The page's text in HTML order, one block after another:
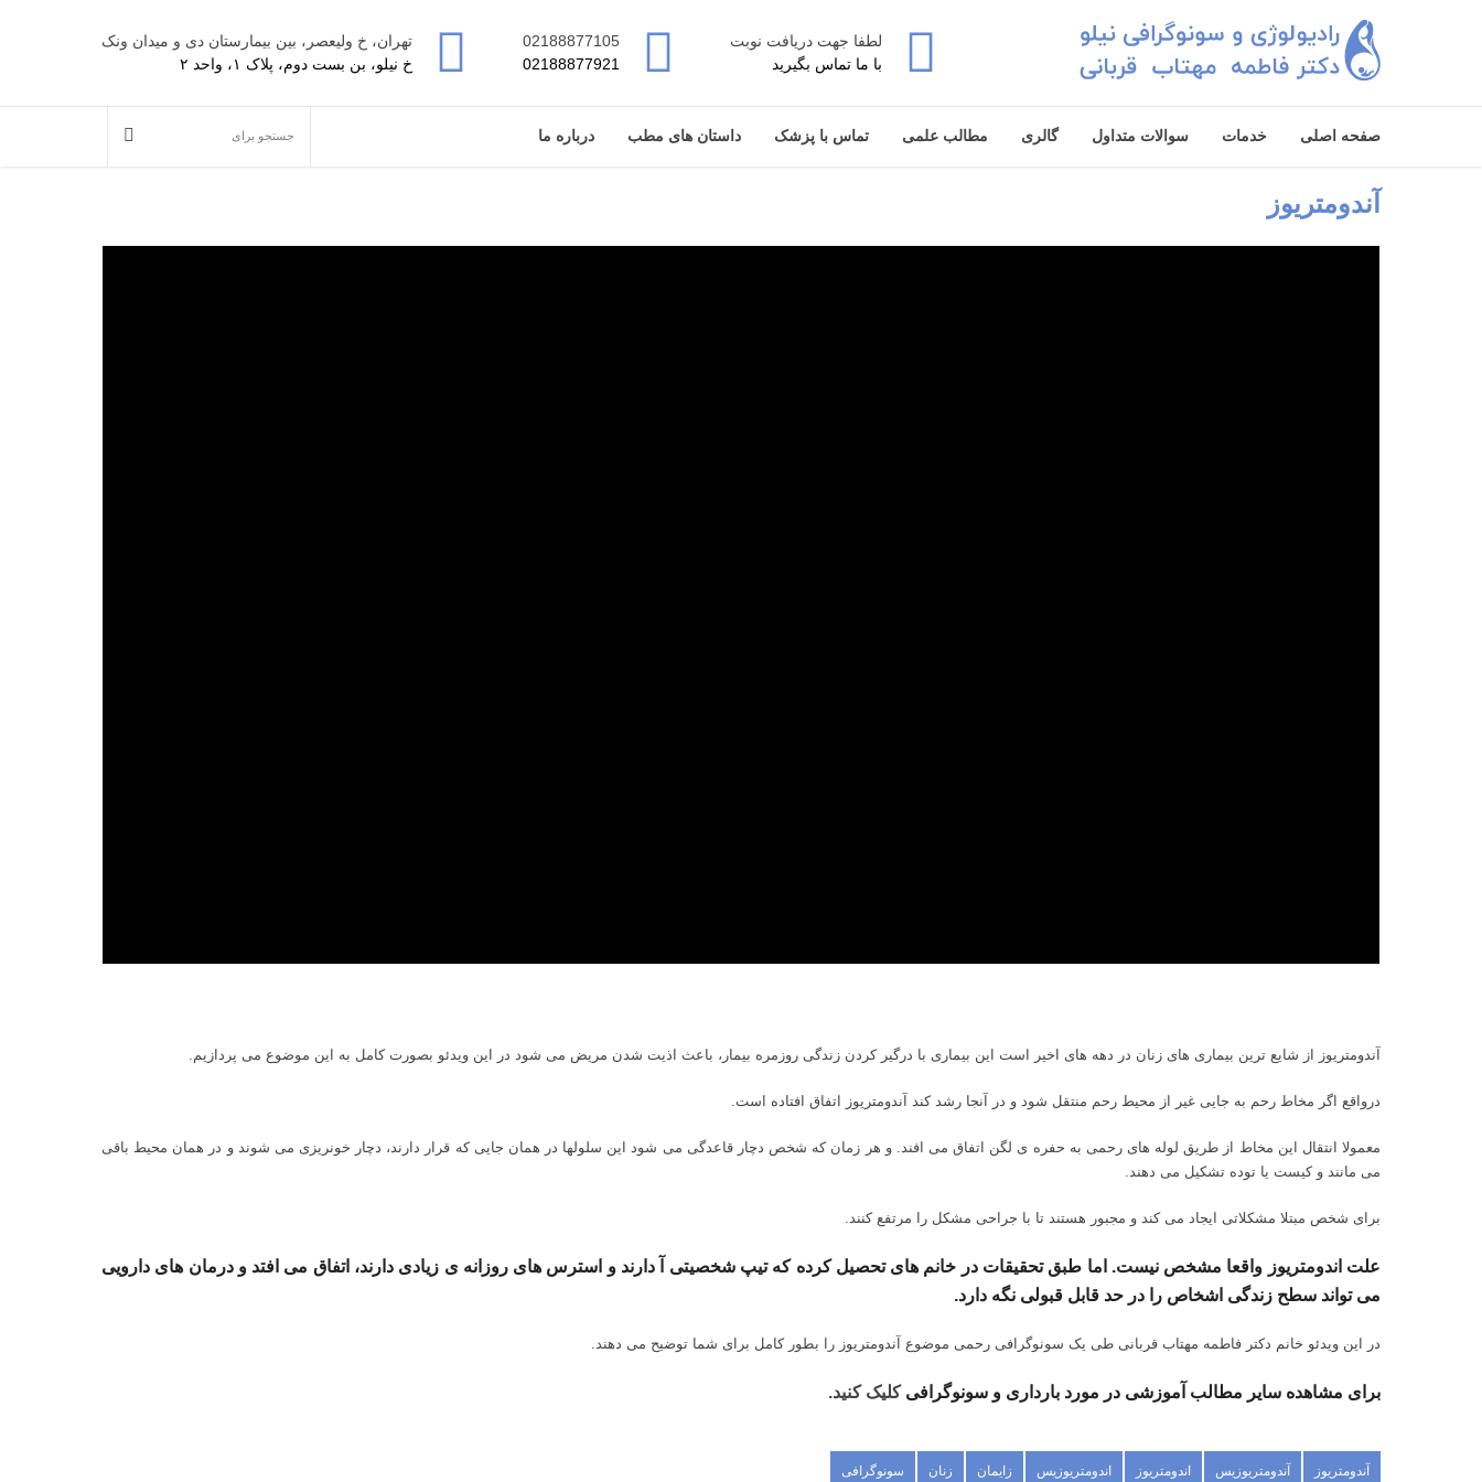
لطفا جهت دریافت نوبت
با ما تماس بگیرید
02188877105
02188877921
تهران، خ ولیعصر، بین بیمارستان دی و میدان ونک
خ نیلو، بن بست دوم، پلاک ۱، واحد ۲
صفحه اصلی خدمات سوالات متداول گالری مطالب علمی تماس با پزشک داستان های مطب درباره ما
آندومتریوز
آندومتریوز از شایع ترین بیماری های زنان در دهه های اخیر است این بیماری با درگیر کردن زندگی روزمره بیمار، باعث اذیت شدن مریض می شود در این ویدئو بصورت کامل به این موضوع می پردازیم.
درواقع اگر مخاط رحم به جایی غیر از محیط رحم منتقل شود و در آنجا رشد کند آندومتریوز اتفاق افتاده است.
معمولا انتقال این مخاط از طریق لوله های رحمی به حفره ی لگن اتفاق می افند. و هر زمان که شخص دچار قاعدگی می شود این سلولها در همان جایی که قرار دارند، دچار خونریزی می شوند و در همان محیط باقی
می مانند و کیست یا توده تشکیل می دهند.
برای شخص مبتلا مشکلاتی ایجاد می کند و مجبور هستند تا با جراحی مشکل را مرتفع کنند.
علت اندومتریوز واقعا مشخص نیست. اما طبق تحقیقات در خانم های تحصیل کرده که تیپ شخصیتی آ دارند و استرس های روزانه ی زیادی دارند، اتفاق می افتد و درمان های دارویی
می تواند سطح زندگی اشخاص را در حد قابل قبولی نگه دارد.
در این ویدئو خانم دکتر فاطمه مهتاب قربانی طی یک سونوگرافی رحمی موضوع آندومتریوز را بطور کامل برای شما توضیح می دهند.
برای مشاهده سایر مطالب آموزشی در مورد بارداری و سونوگرافیکلیک کنید.
آندومتریوز آندومتریوزیس اندومتریوز اندومتریوزیس زایمان زنان سونوگرافی